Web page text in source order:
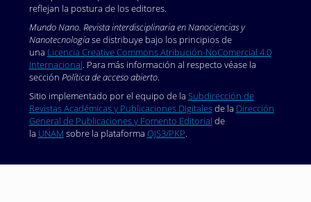
reflejan la postura de los editores.
Mundo Nano. Revista interdisciplinaria en Nanociencias y
Nanotecnologíase distribuye bajo los principios de
una Licencia Creative Commons Atribución-NoComercial 4.0
Internacional. Para más información al respecto véase la
sección Política de acceso abierto.
Sitio implementado por el equipo de la Subdirección de
Revistas Académicas y Publicaciones Digitalesde la Dirección
General de Publicaciones y Fomento Editorial de
la UNAM sobre la plataforma OJS3/PKP.